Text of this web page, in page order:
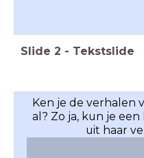
Slide 2 - Tekstslide
Ken je de verhalen
al? Zo ja, kun je
uit haar